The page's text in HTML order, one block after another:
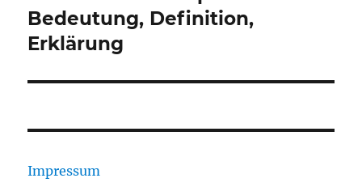
Beitrag:
Bedeutung, Definition,
Erklärung
Impressum